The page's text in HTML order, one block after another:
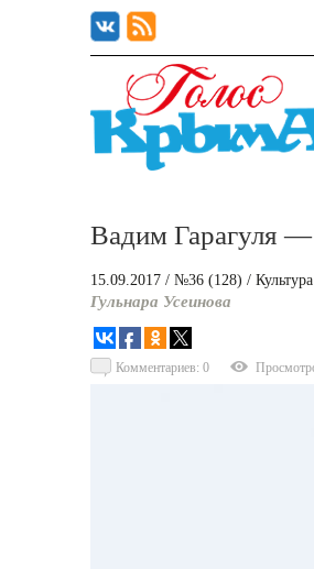
Вадим Гарагуля —
15.09.2017 / №36 (128) /
Гульнара Усеинова
Комментариев: 0